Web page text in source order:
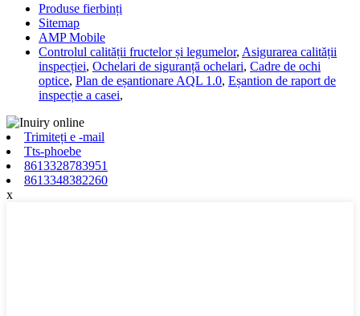
Produse fierbinți
Sitemap
AMP Mobile
Controlul calității fructelor și legumelor, Asigurarea calității
inspecției, Ochelari de siguranță ochelari, Cadre de ochi
optice, Plan de eșantionare AQL 1.0, Eșantion de raport de
inspecție a casei,
Trimiteți e -mail
Tts-phoebe
8613328783951
8613348382260
x